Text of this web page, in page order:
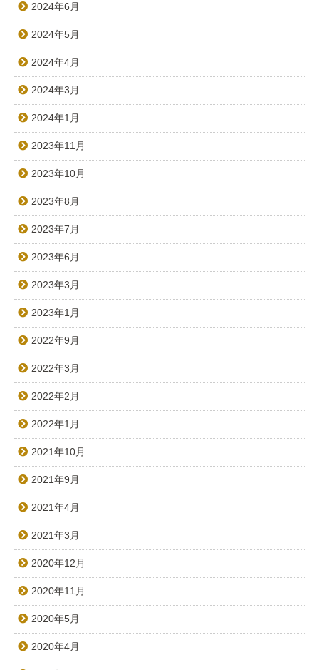
2024年6月
2024年5月
2024年4月
2024年3月
2024年1月
2023年11月
2023年10月
2023年8月
2023年7月
2023年6月
2023年3月
2023年1月
2022年9月
2022年3月
2022年2月
2022年1月
2021年10月
2021年9月
2021年4月
2021年3月
2020年12月
2020年11月
2020年5月
2020年4月